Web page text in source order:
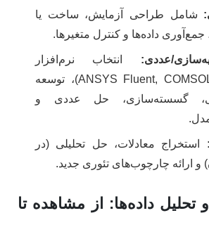
شامل طراحی آزمایش، ساخت یا
جمع‌آوری داده‌ها و کنترل متغیرها.
عددی: انتخاب نرم‌افزار
(ANSYS Fluent, COMSOL, MATLAB)، توسعه
گسسته‌سازی، حل عددی و
استخراج معادلات، حل تحلیلی (در
ارائه چارچوب‌های تئوری جدید.
تحلیل داده‌ها: از مشاهده تا